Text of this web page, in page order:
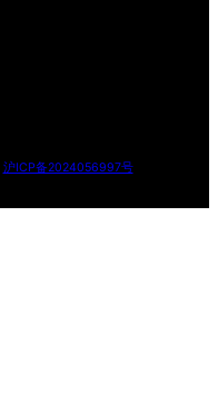
沪ICP备2024056997号